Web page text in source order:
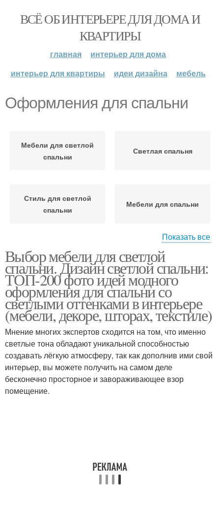
ВСЁ ОБ ИНТЕРЬЕРЕ ДЛЯ ДОМА И
КВАРТИРЫ
главная
интерьер для дома
интерьер для квартиры
идеи дизайна мебель
Оформления для спальни
Мебели для светлой
спальни
Светлая спальня
Стиль для светлой
спальни
Мебели для спальни
Цвета для спальни Мебель для спальни
Современная спальня
Показать все
Выбор мебели для светлой
спальни. Дизайн светлой спальни:
ТОП-200 фото идей модного
оформления для спальни со
светлыми оттенками в интерьере
(мебели, декоре, шторах, текстиле)
Мнение многих экспертов сходится на том, что именно
светлые тона обладают уникальной способностью
создавать лёгкую атмосферу, так как дополнив ими свой
интерьер, вы можете получить на самом деле
бесконечно просторное и завораживающее взор
помещение.